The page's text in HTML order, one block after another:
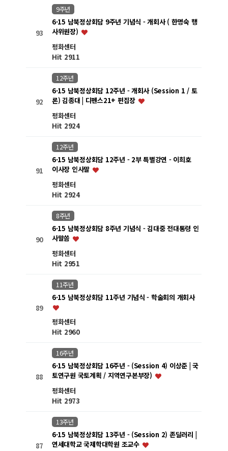
93
9주년
6·15 남북정상회담 9주년 기념식 - 개회사 ( 한명숙 행
사위원장)
평화센터
Hit 2911
92
12주년
6·15 남북정상회담 12주년 - 개회사 (Session 1 / 토
론) 김종대 | 디펜스21+ 편집장
평화센터
Hit 2924
91
12주년
6·15 남북정상회담 12주년 - 2부 특별강연 - 이희호
이사장 인사말
평화센터
Hit 2924
90
8주년
6·15 남북정상회담 8주년 기념식 - 김대중 전대통령 인
사말씀
평화센터
Hit 2951
89
11주년
6·15 남북정상회담 11주년 기념식 - 학술회의 개회사
평화센터
Hit 2960
88
16주년
6·15 남북정상회담 16주년 - (Session 4) 이상준 | 국
토연구원 국토계획 / 지역연구본부장)
평화센터
Hit 2973
87
13주년
6·15 남북정상회담 13주년 - (Session 2) 존딜러리 |
연세대학교 국제학대학원 조교수